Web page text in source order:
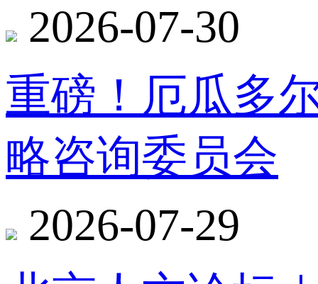
2026-07-30
重磅！厄瓜多
略咨询委员会
2026-07-29